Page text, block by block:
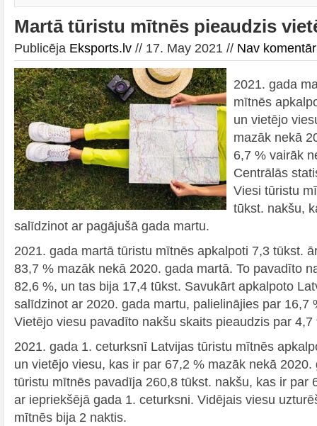
Martā tūristu mītnēs pieaudzis
Publicēja Eksports.lv // 17. May 2021 // Nav
2021. gada
mītnēs
un vietējo
mazāk nekā
6,7 % vairāk
Centrālās
Viesi tūristu
tūkst. nakšu,
salīdzinot ar pagājušā gada martu.
2021. gada martā tūristu mītnēs apkalpoti 7,3 tūkst.
83,7 % mazāk nekā 2020. gada martā. To pavadīto
82,6 %, un tas bija 17,4 tūkst. Savukārt apkalpoto
salīdzinot ar 2020. gada martu, palielinājies par 16,7
Vietējo viesu pavadīto nakšu skaits pieaudzis par
2021. gada 1. ceturksnī Latvijas tūristu mītnēs
un vietējo viesu, kas ir par 67,2 % mazāk nekā
tūristu mītnēs pavadīja 260,8 tūkst. nakšu, kas ir par
ar iepriekšējā gada 1. ceturksni. Vidējais viesu
mītnēs bija 2 naktis.